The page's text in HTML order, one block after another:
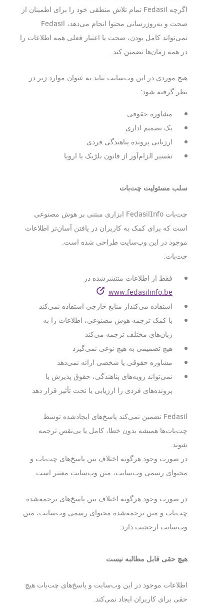
اگرچه Fedasil تمام تلاش منطقی خود را برای اطمینان از
صحت و به‌روزرسانی محتوا انجام می‌دهد، Fedasil
نمی‌تواند کامل بودن، صحت یا اعتبار فعلی همه اطلاعات را
در همه زمان‌ها تضمین کند.
هیچ موردی در این وب‌سایت نباید به عنوان موارد زیر در
نظر گرفته شود:
مشاوره حقوقی
یک تصمیم اداری
ارزیابی پرونده پناهندگی فردی
تفسیر الزام‌آور از قانون بلژیک یا اروپا
سلب مسئولیت چت‌بات
چت‌بات FedasilInfo ابزاری مبتنی بر هوش مصنوعی
است که برای کمک به کاربران در یافتن آسان‌تر اطلاعات
موجود در این وب‌سایت طراحی شده است.
چت‌بات:
فقط از اطلاعات منتشرشده در
www.fedasilinfo.be
استفاده می‌کنداز منابع خارجی استفاده نمی‌کند
با کمک ترجمه هوش مصنوعی، اطلاعات را به
زبان‌های مختلف ترجمه می‌کند
هیچ تصمیمی به هیچ نوعی نمی‌گیرد
مشاوره حقوقی یا شخصی ارائه نمی‌دهد
نمی‌تواند رویه‌های پناهندگی، حقوق پذیرش یا
پرونده‌های فردی را ارزیابی یا تحت تأثیر قرار دهد
Fedasil تضمین نمی‌کند پاسخ‌های ایجادشده توسط
چت‌بات‌ها همیشه بدون خطا، کامل یا بی‌نقص ترجمه
شوند.
در صورت وجود هرگونه اختلاف بین پاسخ‌های چت‌بات و
محتوای رسمی وب‌سایت، متن وب‌سایت معتبر است.
در صورت وجود هرگونه اختلاف بین پاسخ‌های ترجمه‌شده
چت‌بات و متن ترجمه‌شده محتوای رسمی وب‌سایت، متن
وب‌سایت ارجحیت دارد.
هیچ حقی قابل مطالبه نیست
اطلاعات موجود در این وب‌سایت و پاسخ‌های چت‌بات هیچ
حقی برای کاربران ایجاد نمی‌کند.